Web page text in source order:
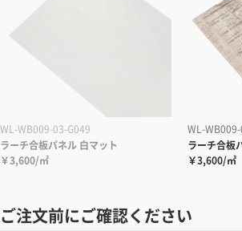
WL-WB009-03-G049
ラーチ合板パネル 白マット
￥3,600/㎡
WL-
ラーチ合板
￥3,600/㎡
ご注文前にご確認ください